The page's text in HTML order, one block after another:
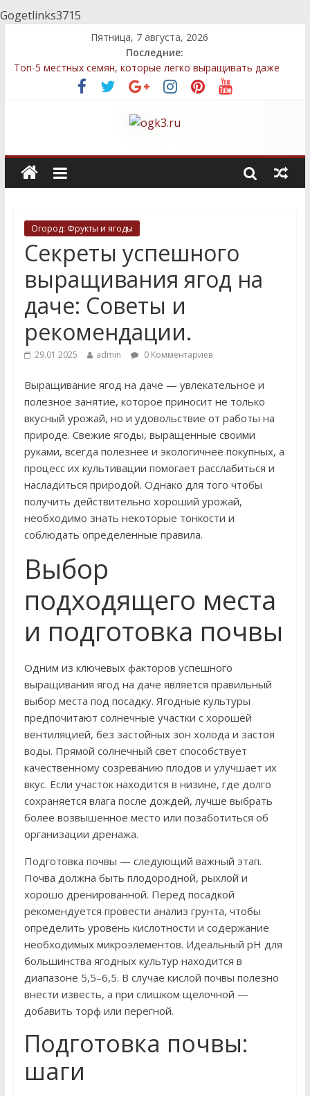
Gogetlinks3715
Пятница, 7 августа, 2026
Последние:
Топ-5 местных семян, которые легко выращивать даже
Декоративные элементы: как выбрать и правильно
Быстрый компост: технологии, которые сэкономят ваше
Стратегии посадки деревьев и кустарников для защиты
приватности
Сравнение местных и импортных семян: преимущества и
Огород: Фрукты и ягоды
Секреты успешного
выращивания ягод на
даче: Советы и
рекомендации.
29.01.2025 admin 0 Комментариев
Выращивание ягод на даче — увлекательное и
полезное занятие, которое приносит не только
вкусный урожай, но и удовольствие от работы на
природе. Свежие ягоды, выращенные своими
руками, всегда полезнее и экологичнее покупных, а
процесс их культивации помогает расслабиться и
насладиться природой. Однако для того чтобы
получить действительно хороший урожай,
необходимо знать некоторые тонкости и
соблюдать определённые правила.
Выбор
подходящего места
и подготовка почвы
Одним из ключевых факторов успешного
выращивания ягод на даче является правильный
выбор места под посадку. Ягодные культуры
предпочитают солнечные участки с хорошей
вентиляцией, без застойных зон холода и застоя
воды. Прямой солнечный свет способствует
качественному созреванию плодов и улучшает их
вкус. Если участок находится в низине, где долго
сохраняется влага после дождей, лучше выбрать
более возвышенное место или позаботиться об
организации дренажа.
Подготовка почвы — следующий важный этап.
Почва должна быть плодородной, рыхлой и
хорошо дренированной. Перед посадкой
рекомендуется провести анализ грунта, чтобы
определить уровень кислотности и содержание
необходимых микроэлементов. Идеальный pH для
большинства ягодных культур находится в
диапазоне 5,5–6,5. В случае кислой почвы полезно
внести известь, а при слишком щелочной —
добавить торф или перегной.
Подготовка почвы:
шаги